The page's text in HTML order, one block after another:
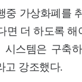
중 가상화폐를
면 더 하도록 해
시스템은 구축
고 강조했다.